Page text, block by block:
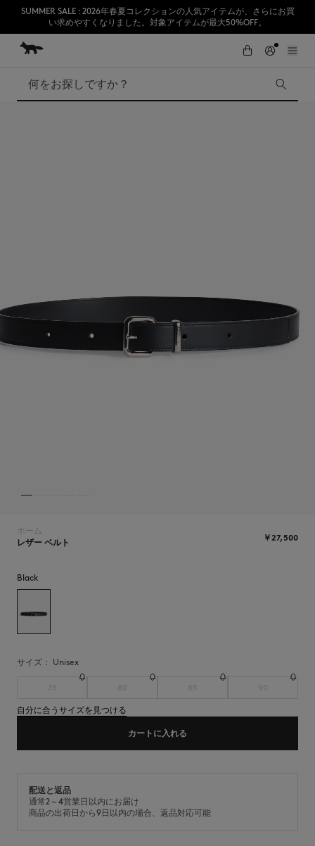
熊本地震の影響により、九州全域でお荷物のお届けに遅延が発生する見込
SUMMER SALE : 2026年春夏コレクションの人気アイテムが、さらにお買
い求めやすくなりました。対象アイテムが最大50%OFF。
コンテンツにスキップ
Skip to Footer
検索
ホーム
レザー ベルト
￥27,500
Black
サイズ： unisex
自分に合うサイズを見つける
カートに入れる
配送と返品
通常2～4営業日以内にお届け
商品の出荷日から9日以内の場合、返品対応可能